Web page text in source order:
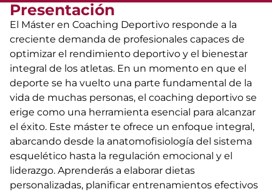
Presentación
El Máster en Coaching Deportivo responde a la
creciente demanda de profesionales capaces de
optimizar el rendimiento deportivo y el bienestar
integral de los atletas. En un momento en que el
deporte se ha vuelto una parte fundamental de la
vida de muchas personas, el coaching deportivo se
erige como una herramienta esencial para alcanzar
el éxito. Este máster te ofrece un enfoque integral,
abarcando desde la anatomofisiología del sistema
esquelético hasta la regulación emocional y el
liderazgo. Aprenderás a elaborar dietas
personalizadas, planificar entrenamientos efectivos